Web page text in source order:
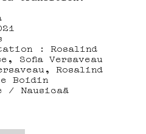
: Rosalind
Sofia Versaveau
Rosalind
Boidin
/ Nausicaä